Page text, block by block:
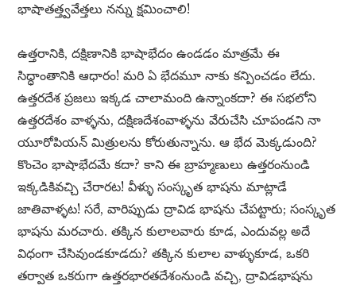
భాషాతత్త్వవేత్తలు నన్ను క్షమించాలి!
ఉత్తరానికి, దక్షిణానికి భాషాభేదం ఉండడం మాత్రమే ఈ
సిద్ధాంతానికి ఆధారం! మరి ఏ భేదమూ నాకు కన్పించడం లేదు.
ఉత్తరదేశ ప్రజలు ఇక్కడ చాలామంది ఉన్నాంకదా? ఈ సభలోని
ఉత్తరదేశం వాళ్ళను, దక్షిణదేశంవాళ్ళను వేరుచేసి చూపండని నా
యూరోపియన్ మిత్రులను కోరుతున్నాను. ఆ భేద మెక్కడుంది?
కొంచెం భాషాభేదమే కదా? కాని ఈ బ్రాహ్మణులు ఉత్తరంనుండి
ఇక్కడికివచ్చి చేరారట! వీళ్ళు సంస్కృత భాషను మాట్లాడే
జాతివాళ్ళట! సరే, వారిప్పుడు ద్రావిడ భాషను చేపట్టారు; సంస్కృత
భాషను మరచారు. తక్కిన కులాలవారు కూడ, ఎందువల్ల అదే
విధంగా చేసివుండకూడదు? తక్కిన కులాల వాళ్ళుకూడ, ఒకరి
తర్వాత ఒకరుగా ఉత్తరభారతదేశంనుండి వచ్చి, ద్రావిడభాషను